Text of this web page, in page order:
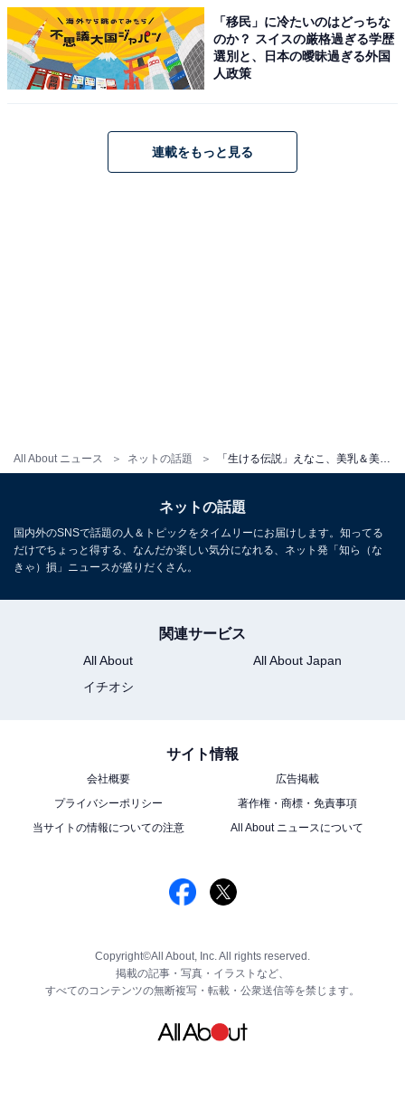
All About ニュース ネットの話題
「移民」に冷たいのはどっちな
のか？ スイスの厳格過ぎる学歴
選別と、日本の曖昧過ぎる外国
人政策
連載をもっと見る
ネットの話題
国内外のSNSで話題の人＆トピックをタイムリーにお届けします。知ってる
だけでちょっと得する、なんだか楽しい気分になれる、ネット発「知ら（な
きゃ）損」ニュースが盛りだくさん。
関連サービス
All About
All About Japan
イチオシ
サイト情報
会社概要
広告掲載
プライバシーポリシー
著作権・商標・免責事項
当サイトの情報についての注意
All About ニュースについて
Copyright©All About, Inc. All rights reserved.
掲載の記事・写真・イラストなど、
すべてのコンテンツの無断複写・転載・公衆送信等を禁じます。